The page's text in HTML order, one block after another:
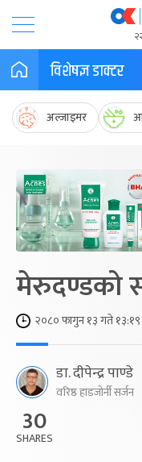
विशेषज्ञ डाक्टर
अल्जाइमर
मेरुदण्डको
२०८० फागुन १३ गते १३:१९
डा. दीपेन्द्र पाण्डे
वरिष्ठ हाडजोर्नी सर्जन
30
SHARES